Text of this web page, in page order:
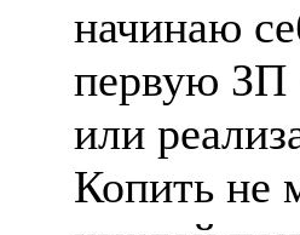
начинаю
первую ЗП
или
Копить не